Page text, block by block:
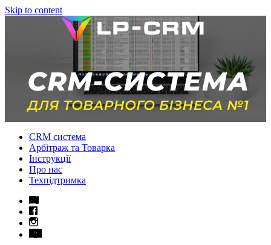
Skip to content
CRM система
Арбітраж та Товарка
Інструкції
Про нас
Техпідтримка